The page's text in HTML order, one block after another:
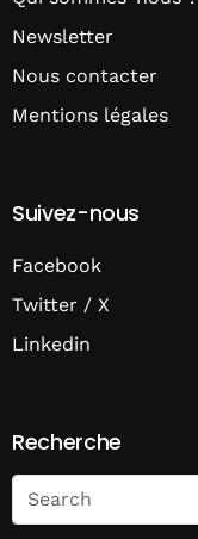
Newsletter
Nous contacter
Mentions légales
Suivez-nous
Facebook
Twitter / X
Linkedin
Recherche
Search
on
Economie